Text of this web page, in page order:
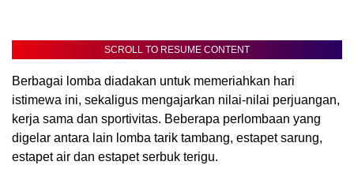
SCROLL TO RESUME CONTENT
Berbagai lomba diadakan untuk memeriahkan hari
istimewa ini, sekaligus mengajarkan nilai-nilai perjuangan,
kerja sama dan sportivitas. Beberapa perlombaan yang
digelar antara lain lomba tarik tambang, estapet sarung,
estapet air dan estapet serbuk terigu.